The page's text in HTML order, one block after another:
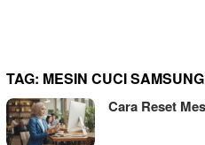
TAG: MESIN CUCI SAMSUNG
Cara Reset